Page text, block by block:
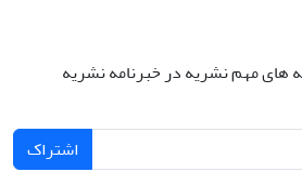
های مهم نشریه در خبرنامه نشریه
اشتراک